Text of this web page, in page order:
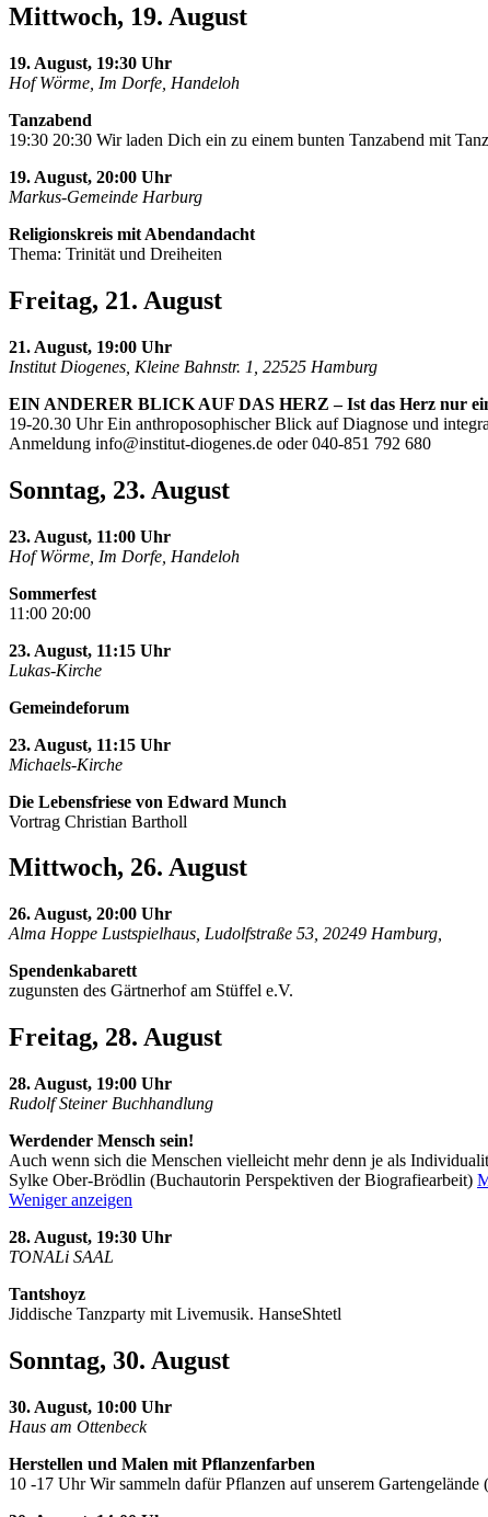
Mittwoch, 19. August
19. August, 19:30 Uhr
Hof Wörme, Im Dorfe, Handeloh
Tanzabend
19:30 20:30 Wir laden Dich ein zu einem bunten Tanzabend mit
19. August, 20:00 Uhr
Markus-Gemeinde Harburg
Religionskreis mit Abendandacht
Thema: Trinität und Dreiheiten
Freitag, 21. August
21. August, 19:00 Uhr
Institut Diogenes, Kleine Bahnstr. 1, 22525 Hamburg
EIN ANDERER BLICK AUF DAS HERZ – Ist das Herz nur
19-20.30 Uhr Ein anthroposophischer Blick auf Diagnose und
Anmeldung info@institut-diogenes.de oder 040-851 792 680
Sonntag, 23. August
23. August, 11:00 Uhr
Hof Wörme, Im Dorfe, Handeloh
Sommerfest
11:00 20:00
23. August, 11:15 Uhr
Lukas-Kirche
Gemeindeforum
23. August, 11:15 Uhr
Michaels-Kirche
Die Lebensfriese von Edward Munch
Vortrag Christian Bartholl
Mittwoch, 26. August
26. August, 20:00 Uhr
Alma Hoppe Lustspielhaus, Ludolfstraße 53, 20249 Hamburg,
Spendenkabarett
zugunsten des Gärtnerhof am Stüffel e.V.
Freitag, 28. August
28. August, 19:00 Uhr
Rudolf Steiner Buchhandlung
Werdender Mensch sein!
Auch wenn sich die Menschen vielleicht mehr denn je als
Sylke Ober-Brödlin (Buchautorin Perspektiven der Biografiearbeit)
Weniger anzeigen
28. August, 19:30 Uhr
TONALi SAAL
Tantshoyz
Jiddische Tanzparty mit Livemusik. HanseShtetl
Sonntag, 30. August
30. August, 10:00 Uhr
Haus am Ottenbeck
Herstellen und Malen mit Pflanzenfarben
10 -17 Uhr Wir sammeln dafür Pflanzen auf unserem